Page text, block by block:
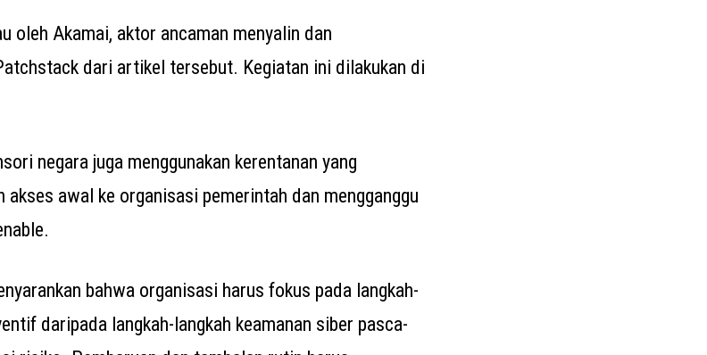
oleh Akamai, aktor ancaman menyalin dan
dari artikel tersebut. Kegiatan ini dilakukan di
negara juga menggunakan kerentanan yang
akses awal ke organisasi pemerintah dan mengganggu
bahwa organisasi harus fokus pada langkah-
daripada langkah-langkah keamanan siber pasca-